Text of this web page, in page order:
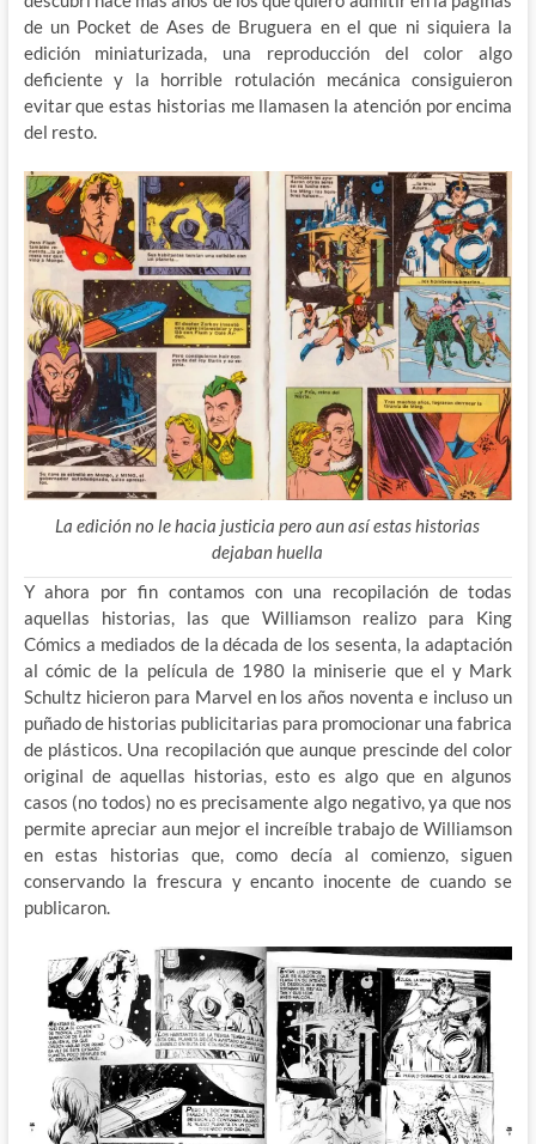
de un Pocket de Ases de Bruguera en el que ni siquiera la
edición miniaturizada, una reproducción del color algo
deficiente y la horrible rotulación mecánica consiguieron
evitar que estas historias me llamasen la atención por encima
del resto.
La edición no le hacia justicia pero aun así estas historias
dejaban huella
Y ahora por fin contamos con una recopilación de todas
aquellas historias, las que Williamson realizo para King
Cómics a mediados de la década de los sesenta, la adaptación
al cómic de la película de 1980 la miniserie que el y Mark
Schultz hicieron para Marvel en los años noventa e incluso un
puñado de historias publicitarias para promocionar una fabrica
de plásticos. Una recopilación que aunque prescinde del color
original de aquellas historias, esto es algo que en algunos
casos (no todos) no es precisamente algo negativo, ya que nos
permite apreciar aun mejor el increíble trabajo de Williamson
en estas historias que, como decía al comienzo, siguen
conservando la frescura y encanto inocente de cuando se
publicaron.